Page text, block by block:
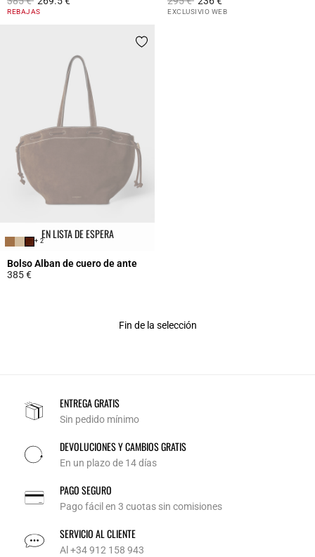
3,5 out of 5 Customer Rating
REBAJAS
4,2 out of 5 Customer Rating
EXCLUSIVIO WEB
EN LISTA DE ESPERA
+ 2
Bolso Alban de cuero de ante
385 €
Fin de la selección
ENTREGA GRATIS
Sin pedido mínimo
DEVOLUCIONES Y CAMBIOS GRATIS
En un plazo de 14 días
PAGO SEGURO
Pago fácil en 3 cuotas sin comisiones
SERVICIO AL CLIENTE
Al +34 912 158 943